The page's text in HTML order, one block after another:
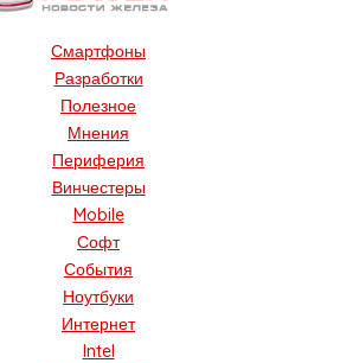
Смартфоны
Разработки
Полезное
Мнения
Периферия
Винчестеры
Mobile
Софт
События
Ноутбуки
Интернет
Intel